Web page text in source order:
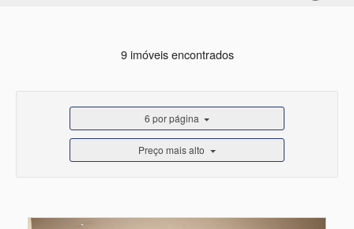
9 imóveis encontrados
6 por página
Preço mais alto